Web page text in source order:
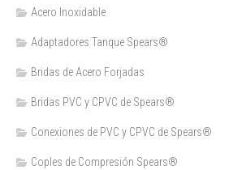
Acero Inoxidable
Adaptadores Tanque Spears®
Bridas de Acero Forjadas
Bridas PVC y CPVC de Spears®
Conexiones de PVC y CPVC de Spears®
Coples de Compresión Spears®